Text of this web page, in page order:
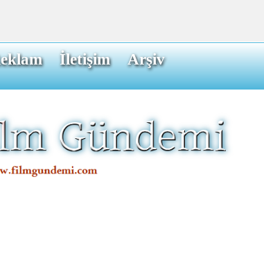
İletişim Arşiv